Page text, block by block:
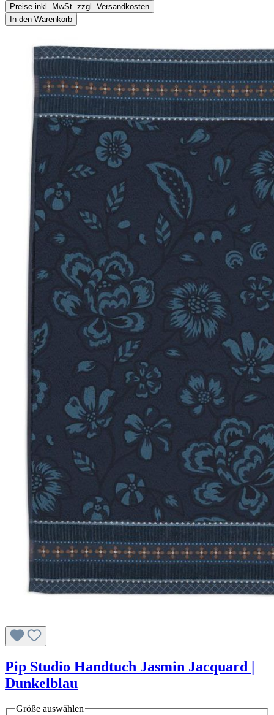
Preise inkl. MwSt. zzgl. Versandkosten
In den Warenkorb
Pip Studio Handtuch Jasmin Jacquard |
Dunkelblau
Größe auswählen